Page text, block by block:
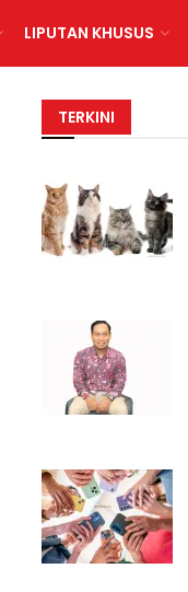
LIPUTAN KHUSUS
TERKINI